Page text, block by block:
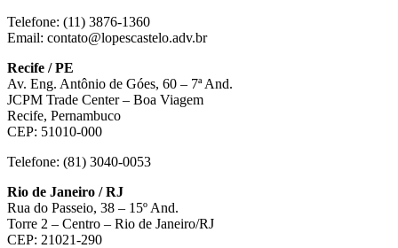
Telefone: (11) 3876-1360
Email: contato@lopescastelo.adv.br
Recife / PE
Av. Eng. Antônio de Góes, 60 – 7ª And.
JCPM Trade Center – Boa Viagem
Recife, Pernambuco
CEP: 51010-000
Telefone: (81) 3040-0053
Rio de Janeiro / RJ
Rua do Passeio, 38 – 15º And.
Torre 2 – Centro – Rio de Janeiro/RJ
CEP: 21021-290